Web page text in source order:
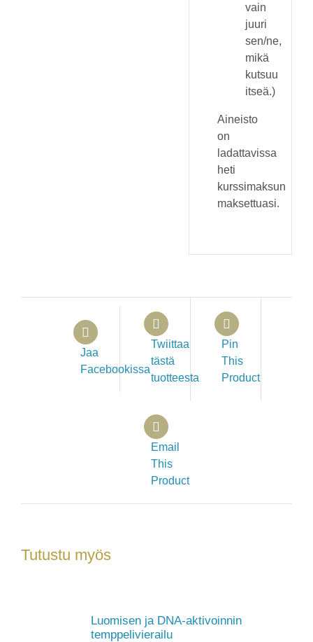
vain
juuri
sen/ne,
mikä
kutsuu
itseä.)
Aineisto
on
ladattavissa
heti
kurssimaksun
maksettuasi.
Jaa
Facebookissa
Twiittaa
tästä
tuotteesta
Pin
This
Product
Email
This
Product
Tutustu myös
Luomisen ja DNA-aktivoinnin
temppelivierailu